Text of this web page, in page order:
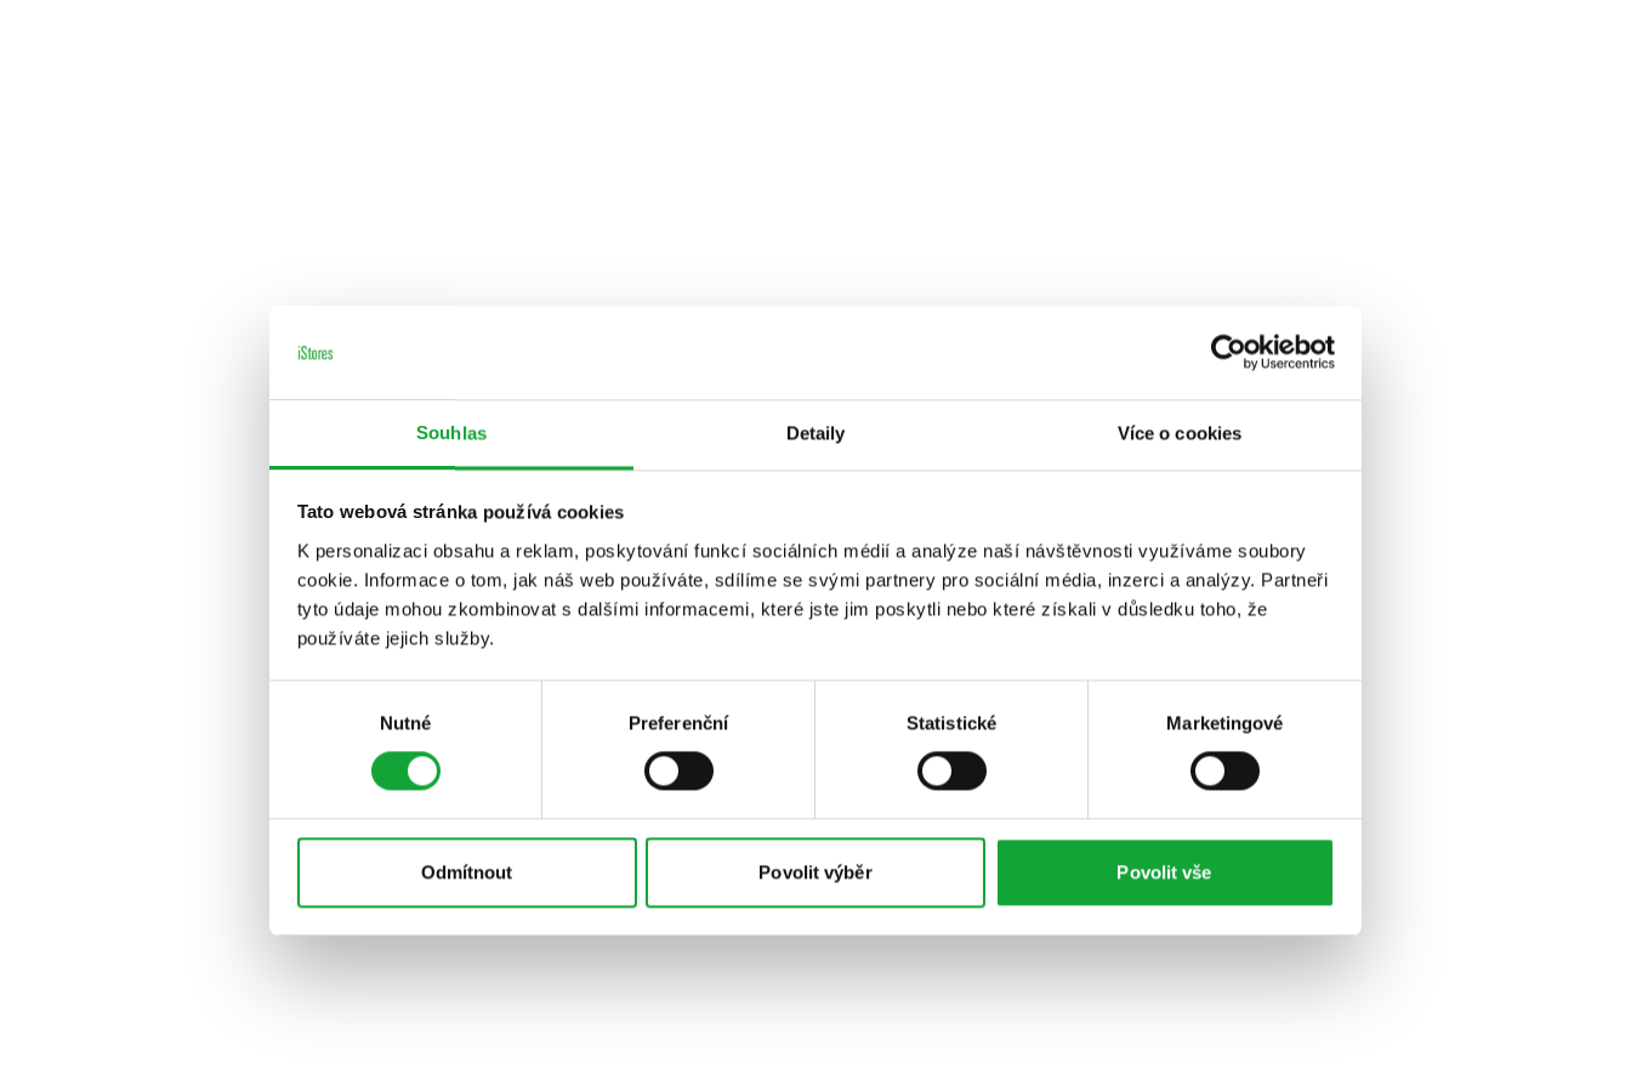
Souhlas Detaily Více o cookies
Tato webová stránka používá cookies
K personalizaci obsahu a reklam, poskytování funkcí sociálních médií a analýze naší návštěvnosti využíváme soubory
cookie. Informace o tom, jak náš web používáte, sdílíme se svými partnery pro sociální média, inzerci a analýzy. Partneři
tyto údaje mohou zkombinovat s dalšími informacemi, které jste jim poskytli nebo které získali v důsledku toho, že
používáte jejich služby.
Nutné Preferenční Statistické Marketingové
Odmítnout Povolit výběr Povolit vše